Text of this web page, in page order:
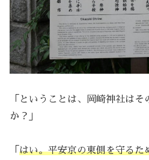
「ということは、岡崎神社は
か？」
「 はい。平安京の東側を守るた